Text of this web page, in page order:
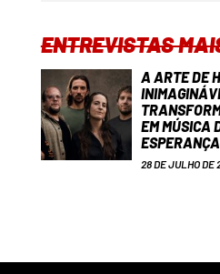
ENTREVISTAS
A ARTE DE
EM MÚSICA
ESPERANÇA
28 DE JULHO DE